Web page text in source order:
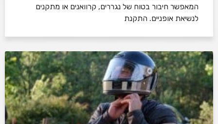
המאפשר חיבור בטוח של נגררים, קרוואנים או מתקנים
לנשיאת אופניים. התקנת